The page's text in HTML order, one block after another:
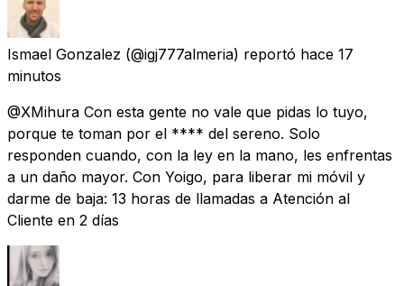
Ismael Gonzalez (@igj777almeria) reportó hace 17
minutos
@XMihura Con esta gente no vale que pidas lo tuyo,
porque te toman por el **** del sereno. Solo
responden cuando, con la ley en la mano, les enfrentas
a un daño mayor. Con Yoigo, para liberar mi móvil y
darme de baja: 13 horas de llamadas a Atención al
Cliente en 2 días